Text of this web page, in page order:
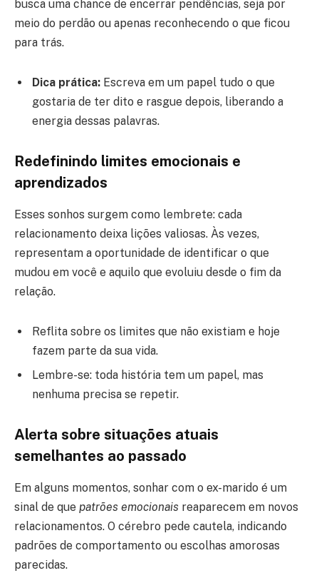
busca uma chance de encerrar pendências, seja por
meio do perdão ou apenas reconhecendo o que ficou
para trás.
Dica prática: Escreva em um papel tudo o que
gostaria de ter dito e rasgue depois, liberando a
energia dessas palavras.
Redefinindo limites emocionais e
aprendizados
Esses sonhos surgem como lembrete: cada
relacionamento deixa lições valiosas. Às vezes,
representam a oportunidade de identificar o que
mudou em você e aquilo que evoluiu desde o fim da
relação.
Reflita sobre os limites que não existiam e hoje
fazem parte da sua vida.
Lembre-se: toda história tem um papel, mas
nenhuma precisa se repetir.
Alerta sobre situações atuais
semelhantes ao passado
Em alguns momentos, sonhar com o ex-marido é um
sinal de que patrões emocionais reaparecem em novos
relacionamentos. O cérebro pede cautela, indicando
padrões de comportamento ou escolhas amorosas
parecidas.